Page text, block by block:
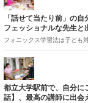
「話せて当たり前」の
フェッショナルな先生と
フォニックス学習法は子ども
都立大学駅前で、自分
話】、最高の講師に出会